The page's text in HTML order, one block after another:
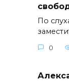
По
0